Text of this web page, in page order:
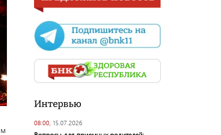
Интервью
08:00, 15.07.2026